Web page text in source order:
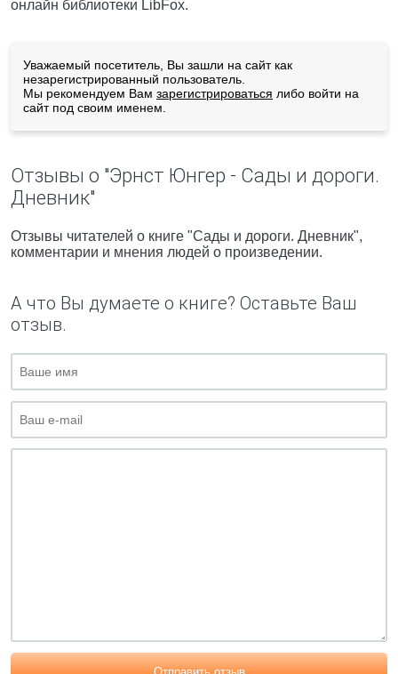
онлайн библиотеки LibFox.
Уважаемый посетитель, Вы зашли на сайт как
незарегистрированный пользователь.
Мы рекомендуем Вам зарегистрироваться либо войти на
сайт под своим именем.
Отзывы о "Эрнст Юнгер - Сады и дороги.
Дневник"
Отзывы читателей о книге "Сады и дороги. Дневник",
комментарии и мнения людей о произведении.
А что Вы думаете о книге? Оставьте Ваш
отзыв.